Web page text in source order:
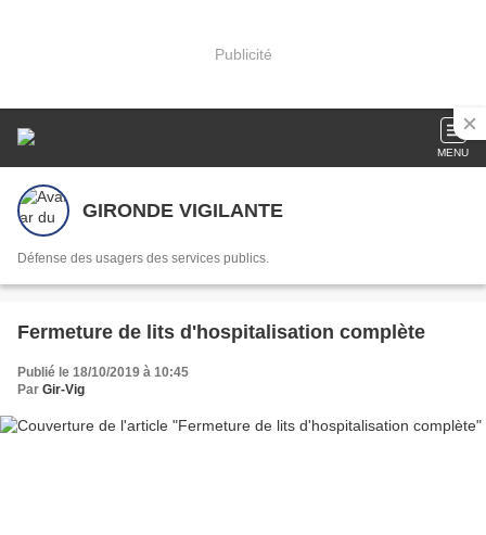
Publicité
MENU
GIRONDE VIGILANTE
Défense des usagers des services publics.
Fermeture de lits d'hospitalisation complète
Publié le 18/10/2019 à 10:45
Par Gir-Vig